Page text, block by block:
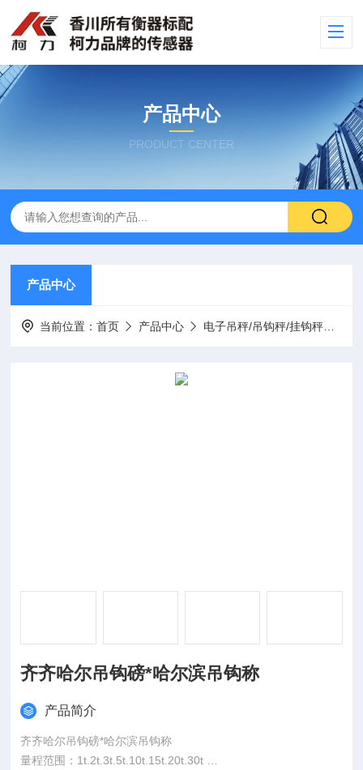
产品中心
PRODUCT CENTER
产品中心
当前位置：首页 产品中心 电子吊秤/吊钩秤/挂钩秤
齐齐哈尔吊钩磅*哈尔滨吊钩称
产品简介
齐齐哈尔吊钩磅*哈尔滨吊钩称
量程范围：1t.2t.3t.5t.10t.15t.20t.30t